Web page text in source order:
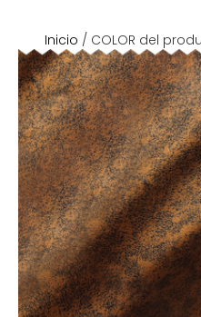
Inicio / COLOR del